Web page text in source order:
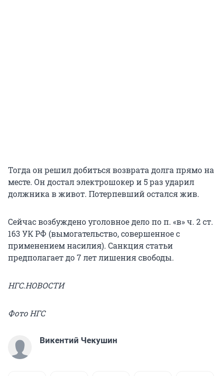
Тогда он решил добиться возврата долга прямо на
месте. Он достал электрошокер и 5 раз ударил
должника в живот. Потерпевший остался жив.
Сейчас возбуждено уголовное дело по п. «в» ч. 2 ст.
163 УК РФ (вымогательство, совершенное с
применением насилия). Санкция статьи
предполагает до 7 лет лишения свободы.
НГС.НОВОСТИ
Фото НГС
Викентий Чекушин